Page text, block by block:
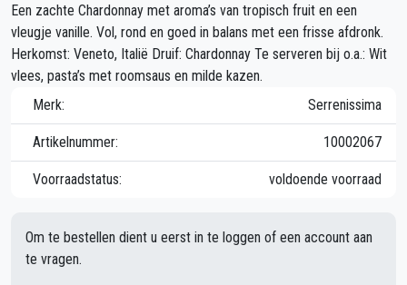
Een zachte Chardonnay met aroma’s van tropisch fruit en een
vleugje vanille. Vol, rond en goed in balans met een frisse afdronk.
Herkomst: Veneto, Italië Druif: Chardonnay Te serveren bij o.a.: Wit
vlees, pasta’s met roomsaus en milde kazen.
Merk:
Serrenissima
Artikelnummer: 10002067
Voorraadstatus: voldoende voorraad
Om te bestellen dient u eerst in te loggen of een account aan
te vragen.